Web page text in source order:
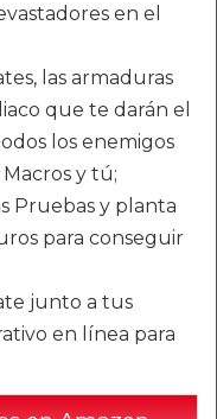
en el
las armaduras
que te darán el
los enemigos
y tú;
Pruebas y planta
para conseguir
junto a tus
en línea para